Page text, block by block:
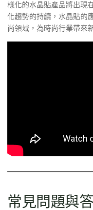
樣化的水晶貼產品將出現
化趨勢的持續，水晶貼的
尚領域，為時尚行業帶來
常見問題與